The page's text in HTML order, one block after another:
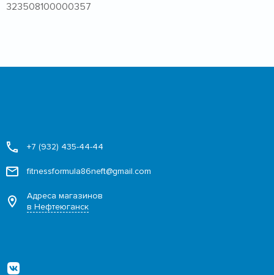
323508100000357
+7 (932) 435-44-44
fitnessformula86neft@gmail.com
Адреса магазинов
в Нефтеюганск